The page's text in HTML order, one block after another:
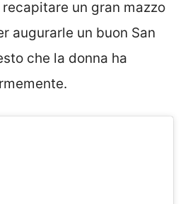
un gran mazzo
augurarle un buon San
che la donna ha